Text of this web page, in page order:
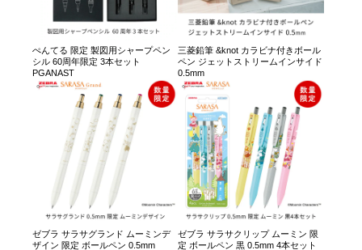
ぺんてる 限定 製図用シャープペン
シル 60周年限定 3本セット
PGANAST
三菱鉛筆 &knot カラビナ付きボール
ペン ジェットストリームインサイド
0.5mm
ゼブラ サラサグランド ムーミンデ
ザイン 限定 ボールペン 0.5mm
ゼブラ サラサクリップ ムーミン 限
定 ボールペン 黒 0.5mm 4本セット